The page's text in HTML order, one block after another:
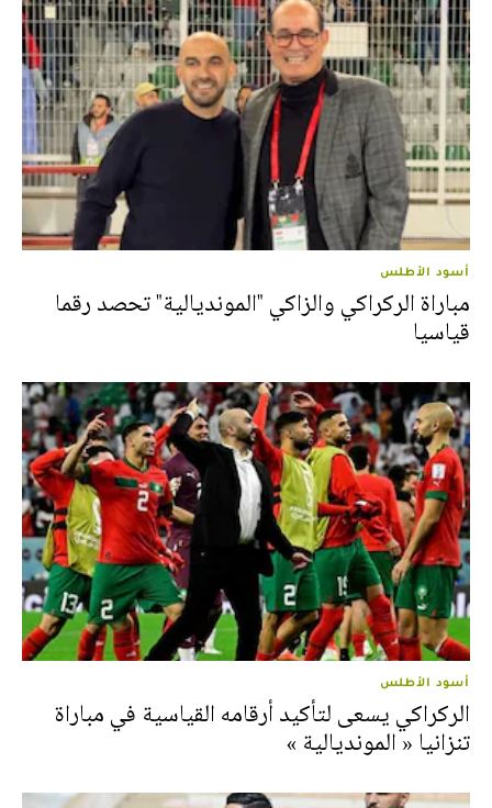
أسود الأطلس
مباراة الركراكي والزاكي "المونديالية" تحصد رقما
قياسيا
أسود الأطلس
الركراكي يسعى لتأكيد أرقامه القياسية في مباراة
تنزانيا « المونديالية »